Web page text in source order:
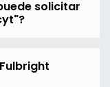
solicitar